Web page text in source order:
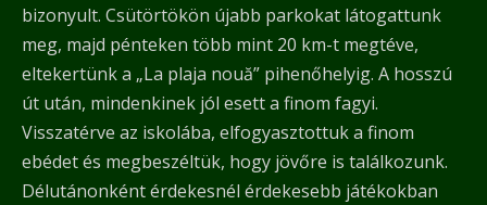
bizonyult. Csütörtökön újabb parkokat látogattunk
meg, majd pénteken több mint 20 km-t megtéve,
eltekertünk a „La plaja nouă” pihenőhelyig. A hosszú
út után, mindenkinek jól esett a finom fagyi.
Visszatérve az iskolába, elfogyasztottuk a finom
ebédet és megbeszéltük, hogy jövőre is találkozunk.
Délutánonként érdekesnél érdekesebb játékokban